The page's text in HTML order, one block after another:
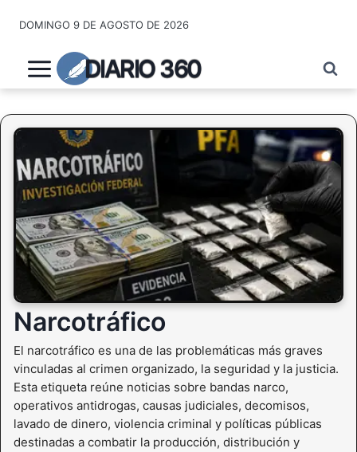
contenido
DOMINGO 9 DE AGOSTO DE 2026
DIARIO 360
Narcotráfico
El narcotráfico es una de las problemáticas más graves
vinculadas al crimen organizado, la seguridad y la justicia.
Esta etiqueta reúne noticias sobre bandas narco,
operativos antidrogas, causas judiciales, decomisos,
lavado de dinero, violencia criminal y políticas públicas
destinadas a combatir la producción, distribución y